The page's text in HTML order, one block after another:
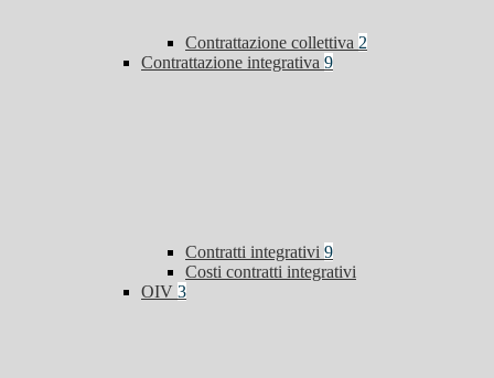
Contrattazione collettiva 2
Contrattazione integrativa 9
Contratti integrativi 9
Costi contratti integrativi
OIV 3